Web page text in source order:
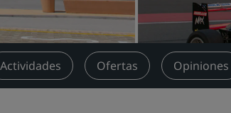
Destinos para
Soluciones
Buscar vuelos
Actividades Ofertas Opiniones